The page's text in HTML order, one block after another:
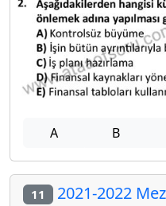
A B
11 2021-2022